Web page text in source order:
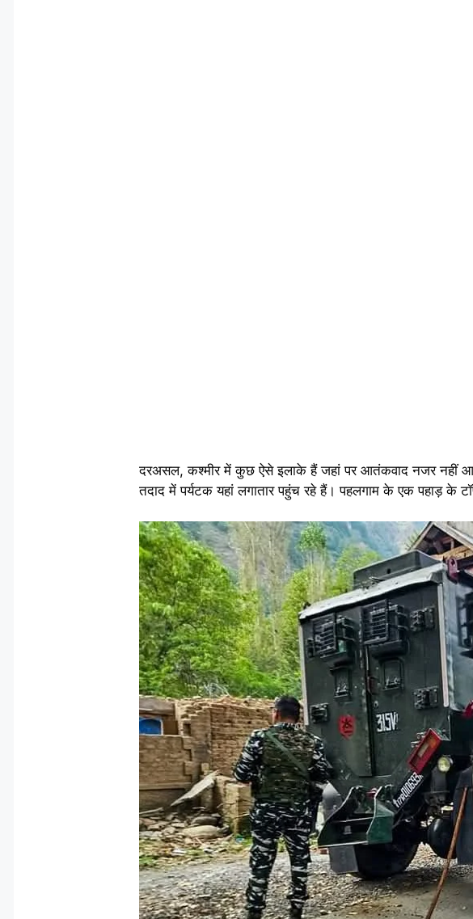
दरअसल, कश्मीर में कुछ ऐसे इलाके हैं जहां पर आतंकवाद नजर नहीं
तदाद में पर्यटक यहां लगातार पहुंच रहे हैं। पहलगाम के एक पहाड़ के